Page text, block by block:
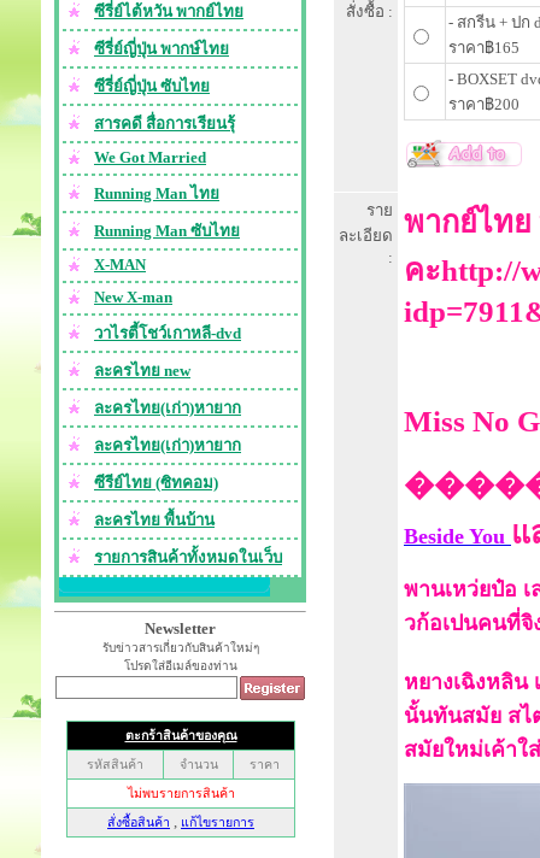
ซีรี่ย์ไต้หวัน พากย์ไทย
ซีรี่ย์ญี่ปุ่น พากษ์ไทย
ซีรี่ย์ญี่ปุ่น ซับไทย
สารคดี สื่อการเรียนรุ้
We Got Married
Running Man ไทย
Running Man ซับไทย
X-MAN
New X-man
วาไรตี้โชว์เกาหลี-dvd
ละครไทย new
ละครไทย(เก่า)หายาก
ละครไทย(เก่า)หายาก
ซีรีย์ไทย (ซิทคอม)
ละครไทย พื้นบ้าน
รายการสินค้าทั้งหมดในเว็บ
Newsletter
รับข่าวสารเกี่ยวกับสินค้าใหม่ๆ
โปรดใส่อีเมล์ของท่าน
สั่งซื้อ :
- สกรีน + ปก
ราคา฿165
- BOXSET
ราคา฿200
ราย
ละเอียด
:
พากย์ไท
คะhttp://
Miss No
Beside You แ
พานเหว่ยป๋อ
วก้อเปนคนที่จิ
หยางเฉิงหลิน
นั้นทันสมัย สไ
สมัยใหม่เค้าใ